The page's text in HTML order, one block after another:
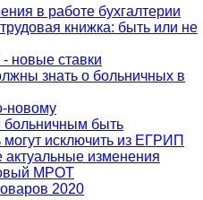
в работе бухгалтерии
книжка: быть или не
новые ставки
знать о больничных в
новому
больничным быть
могут исключить из ЕГРИП
актуальные изменения
МРОТ
2020